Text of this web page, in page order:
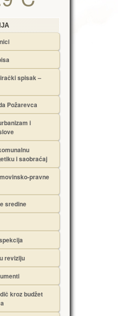
spisak –
Požarevca
i
i saobraćaj
pravne
sredine
reviziju
kroz budžet